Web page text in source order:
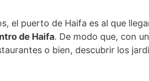
el puerto de Haifa es al que
de Haifa. De modo que, con
o bien, descubrir los